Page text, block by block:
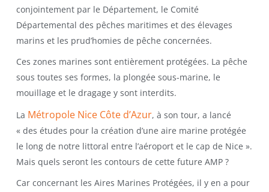
conjointement par le Département, le Comité
Départemental des pêches maritimes et des élevages
marins et les prud’homies de pêche concernées.
Ces zones marines sont entièrement protégées. La pêche
sous toutes ses formes, la plongée sous-marine, le
mouillage et le dragage y sont interdits.
La Métropole Nice Côte d’Azur, à son tour, a lancé
« des études pour la création d’une aire marine protégée
le long de notre littoral entre l’aéroport et le cap de Nice ».
Mais quels seront les contours de cette future AMP ?
Car concernant les Aires Marines Protégées, il y en a pour